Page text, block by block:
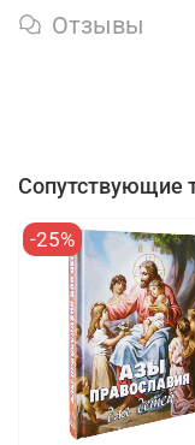
Отзывы
Сопутствующие
-25%